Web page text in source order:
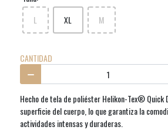
L
XL M
CANTIDAD
Hecho de tela de poliéster Helikon-Tex®
superficie del cuerpo, lo que garantiza la
actividades intensas y duraderas.